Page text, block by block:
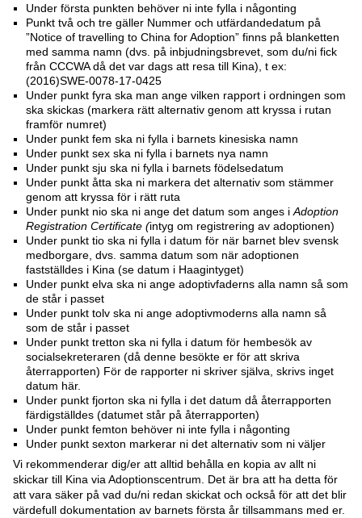
Under första punkten behöver ni inte fylla i någonting
Punkt två och tre gäller Nummer och utfärdandedatum på
”Notice of travelling to China for Adoption” finns på blanketten
med samma namn (dvs. på inbjudningsbrevet, som du/ni fick
från CCCWA då det var dags att resa till Kina), t ex:
(2016)SWE-0078-17-0425
Under punkt fyra ska man ange vilken rapport i ordningen som
ska skickas (markera rätt alternativ genom att kryssa i rutan
framför numret)
Under punkt fem ska ni fylla i barnets kinesiska namn
Under punkt sex ska ni fylla i barnets nya namn
Under punkt sju ska ni fylla i barnets födelsedatum
Under punkt åtta ska ni markera det alternativ som stämmer
genom att kryssa för i rätt ruta
Under punkt nio ska ni ange det datum som anges i Adoption
Registration Certificate (intyg om registrering av adoptionen)
Under punkt tio ska ni fylla i datum för när barnet blev svensk
medborgare, dvs. samma datum som när adoptionen
fastställdes i Kina (se datum i Haagintyget)
Under punkt elva ska ni ange adoptivfaderns alla namn så som
de står i passet
Under punkt tolv ska ni ange adoptivmoderns alla namn så
som de står i passet
Under punkt tretton ska ni fylla i datum för hembesök av
socialsekreteraren (då denne besökte er för att skriva
återrapporten) För de rapporter ni skriver själva, skrivs inget
datum här.
Under punkt fjorton ska ni fylla i det datum då återrapporten
färdigställdes (datumet står på återrapporten)
Under punkt femton behöver ni inte fylla i någonting
Under punkt sexton markerar ni det alternativ som ni väljer
Vi rekommenderar dig/er att alltid behålla en kopia av allt ni
skickar till Kina via Adoptionscentrum. Det är bra att ha detta för
att vara säker på vad du/ni redan skickat och också för att det blir
värdefull dokumentation av barnets första år tillsammans med er.